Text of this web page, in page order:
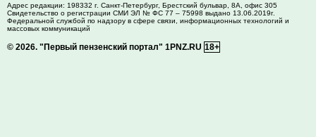
Адрес редакции: 198332 г. Санкт-Петербург, Брестский бульвар, 8А, офис 305
Свидетельство о регистрации СМИ ЭЛ № ФС 77 – 75998 выдано 13.06.2019г.
Федеральной службой по надзору в сфере связи, информационных технологий и
массовых коммуникаций
© 2026. "Первый пензенский портал" 1PNZ.RU 18+